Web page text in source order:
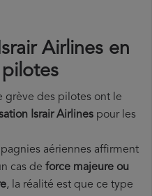
Airlines en
grève des pilotes ont le
Israir Airlines pour les
aériennes affirment
cas de force majeure ou
, la réalité est que ce type